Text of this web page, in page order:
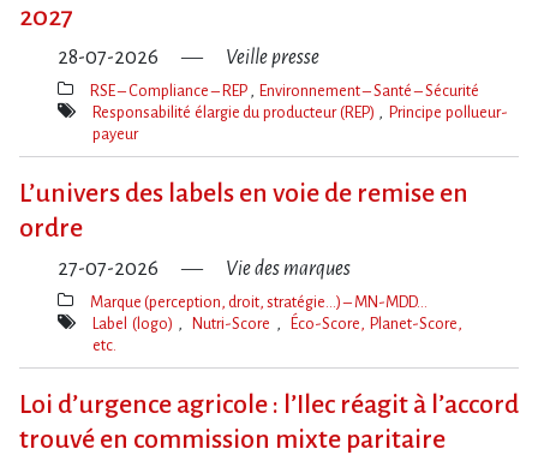
2027
28-07-2026 Veille presse
Thèmes(s)
RSE – Compliance – REP Environnement – Santé – Sécurité
Mot(s)-
Responsabilité élargie du producteur (REP)
Principe pollueur-
payeur
L’univers des labels en voie de remise en
ordre
27-07-2026 Vie des marques
Thèmes(s)
Marque (perception, droit, stratégie…) – MN-MDD…
Mot(s)-
Label (logo) Nutri-Score
Éco-Score, Planet-Score,
etc.
Loi d​‌’urgence agricole : l​‌’Ilec réagit à l​‌’accord
trouvé en commission mixte paritaire